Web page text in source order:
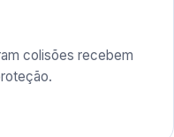
colisões recebem